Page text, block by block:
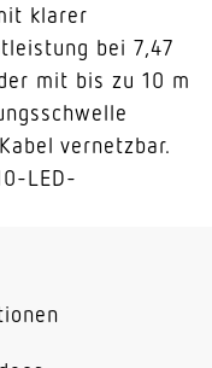
klarer
bei 7,47
mit bis zu 10 m
vernetzbar.
LED-